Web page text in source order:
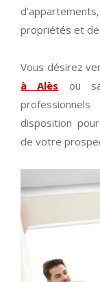
propriétés et de
Vous désirez
à Alès ou
disposition
de votre
Découvrez
immobilière à
de cœur du
nombreuses
ses alentours
vente,